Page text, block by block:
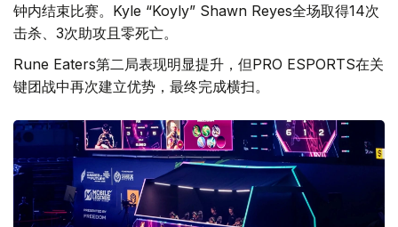
钟内结束比赛。Kyle “Koyly” Shawn Reyes全场取得14次
击杀、3次助攻且零死亡。
Rune Eaters第二局表现明显提升，但PRO ESPORTS在关
键团战中再次建立优势，最终完成横扫。